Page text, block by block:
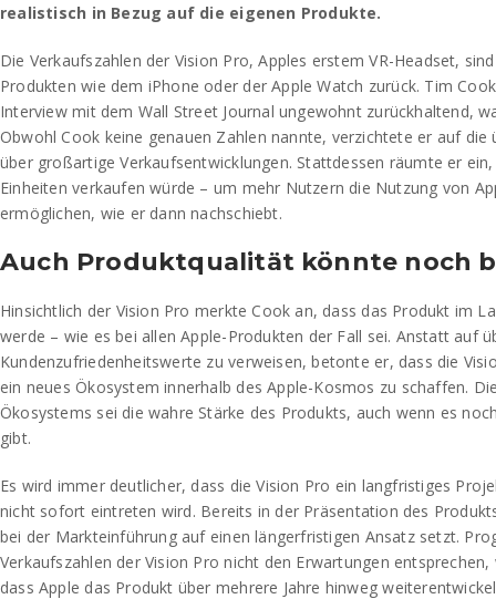
realistisch in Bezug auf die eigenen Produkte.
Die Verkaufszahlen der Vision Pro, Apples erstem VR-Headset,
Produkten wie dem iPhone oder der Apple Watch zurück. Tim
Interview mit dem Wall Street Journal ungewohnt zurückhaltend,
Obwohl Cook keine genauen Zahlen nannte, verzichtete er auf die
über großartige Verkaufsentwicklungen. Stattdessen räumte er
Einheiten verkaufen würde – um mehr Nutzern die Nutzung von
ermöglichen, wie er dann nachschiebt.
Auch Produktqualität könnte noch
Hinsichtlich der Vision Pro merkte Cook an, dass das Produkt im
werde – wie es bei allen Apple-Produkten der Fall sei. Anstatt auf
Kundenzufriedenheitswerte zu verweisen, betonte er, dass die
ein neues Ökosystem innerhalb des Apple-Kosmos zu schaffen.
Ökosystems sei die wahre Stärke des Produkts, auch wenn es
gibt.
Es wird immer deutlicher, dass die Vision Pro ein langfristiges
nicht sofort eintreten wird. Bereits in der Präsentation des
bei der Markteinführung auf einen längerfristigen Ansatz setzt.
Verkaufszahlen der Vision Pro nicht den Erwartungen
dass Apple das Produkt über mehrere Jahre hinweg